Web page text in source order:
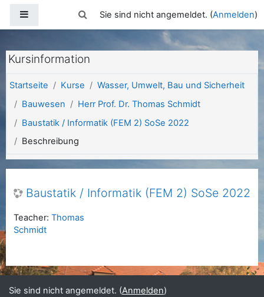
Website-ÜbersichtSucheingabe umschalten
Sie sind nicht angemeldet. (Anmelden)
Kursinformation
Startseite Kurse
Wasser, Umwelt, Bau und Sicherheit
Bauwesen
Herr Prof. Dr. Thomas Schmidt
Baustatik / Informatik (FEM 2) SoSe 2022
Beschreibung
Baustatik / Informatik (FEM 2) SoSe 2022
Teacher: Thomas
Schmidt
Sie sind nicht angemeldet. (Anmelden)